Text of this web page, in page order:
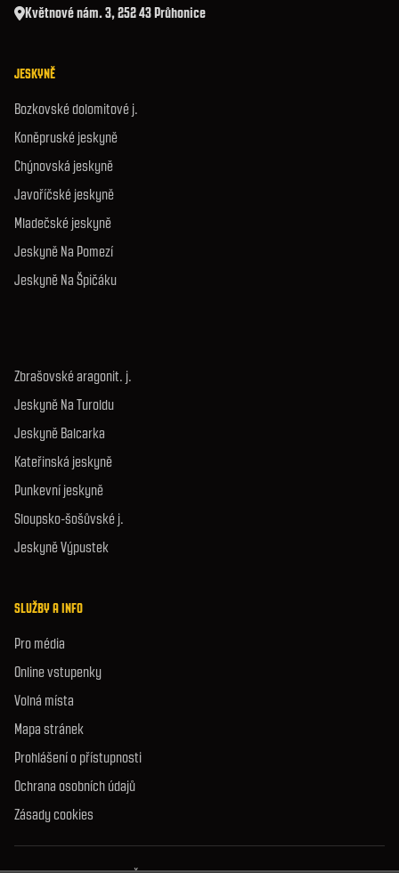
Květnové nám. 3, 252 43 Průhonice
JESKYNĚ
Bozkovské dolomitové j.
Koněpruské jeskyně
Chýnovská jeskyně
Javoříčské jeskyně
Mladečské jeskyně
Jeskyně Na Pomezí
Jeskyně Na Špičáku
Zbrašovské aragonit. j.
Jeskyně Na Turoldu
Jeskyně Balcarka
Kateřinská jeskyně
Punkevní jeskyně
Sloupsko-šošůvské j.
Jeskyně Výpustek
SLUŽBY A INFO
Pro média
Online vstupenky
Volná místa
Mapa stránek
Prohlášení o přístupnosti
Ochrana osobních údajů
Zásady cookies